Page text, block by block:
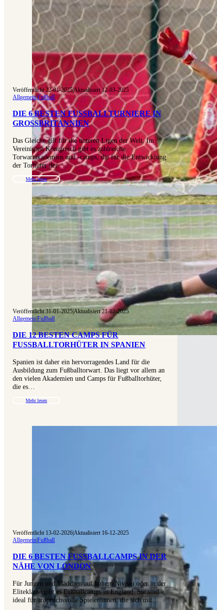
Veröffentlicht 22-01-2025|Aktualisiert 12-03-2025
Allgemein|Fußball
DIE 6 BESTEN FUSSBALLTURNIERE IN G
ROSSBRITANNIEN
Das Gleiche gilt für die unteren Ligen der Welt. Im
Vereinigten Königreich gibt es zahlreiche
Torwartakademien und -camps, die für die Entwicklung
der Torhüter der…
Mehr lesen
Veröffentlicht 31-01-2025|Aktualisiert 21-02-2025
Allgemein|Fußball
DIE 12 BESTEN CAMPS FÜR
FUSSBALLTORHÜTER IN SPANIEN
Spanien ist daher ein hervorragendes Land für die
Ausbildung zum Fußballtorwart. Das liegt vor allem an
den vielen Akademien und Camps für Fußballtorhüter,
die es…
Mehr lesen
Veröffentlicht 13-02-2026|Aktualisiert 16-12-2025
Allgemein|Fußball
DIE 6 BESTEN FUSSBALLCAMPS IN DER N
ÄHE VON LONDON
Für Jungen und Mädchen auf hohem Niveau oder in der
Eliteklasse gibt es Fußballcamps in England. Sie sind
ideal für anspruchsvolle Spieler/innen, die sich mit…